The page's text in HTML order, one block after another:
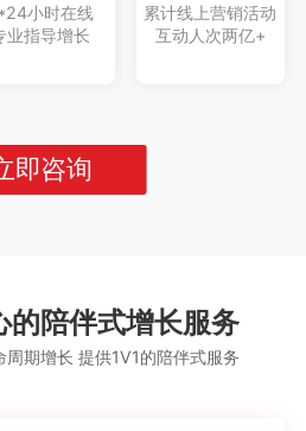
小时在线
业指导增长
累计线上营销活动
互动人次两亿+
即咨询
的陪伴式增长服务
期增长 提供1V1的陪伴式服务